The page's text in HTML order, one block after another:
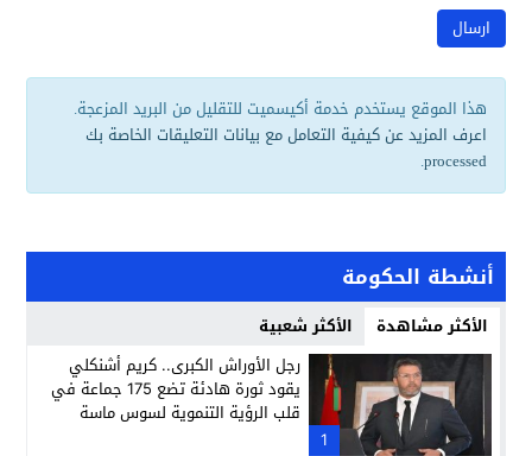
هذا الموقع يستخدم خدمة أكيسميت للتقليل من البريد المزعجة.
اعرف المزيد عن كيفية التعامل مع بيانات التعليقات الخاصة بك
processed
.
أنشطة الحكومة
الأكثر مشاهدة الأكثر شعبية
1
رجل الأوراش الكبرى.. كريم أشنكلي
يقود ثورة هادئة تضع 175 جماعة في
قلب الرؤية التنموية لسوس ماسة